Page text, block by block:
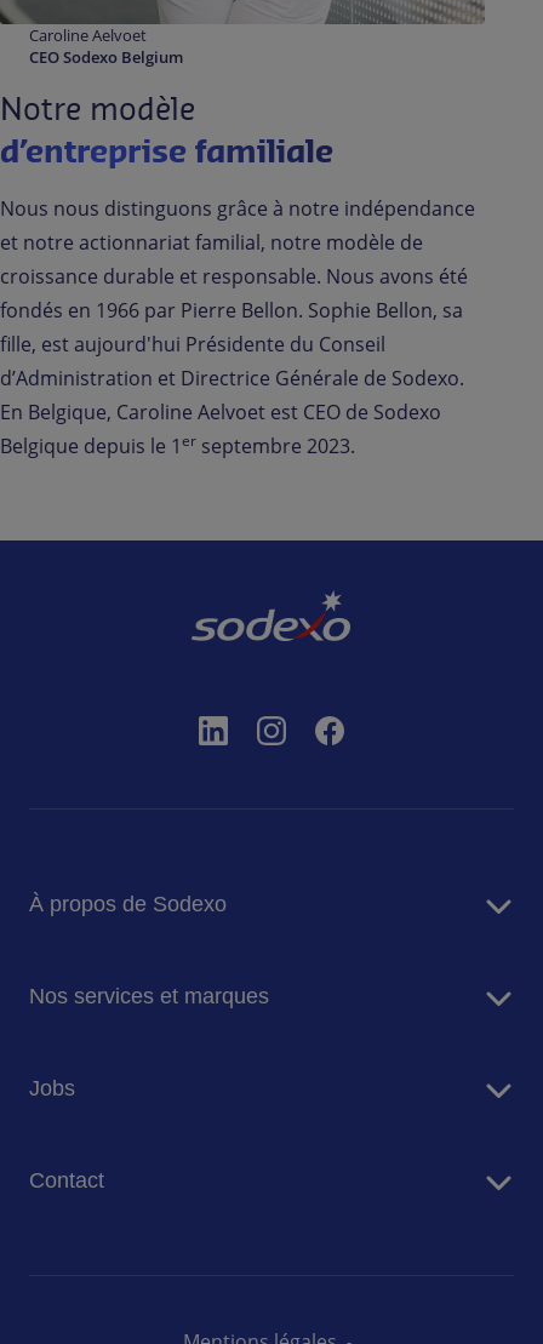
Caroline Aelvoet
CEO Sodexo Belgium
Notre modèle
d’entreprise familiale
Nous nous distinguons grâce à notre indépendance
et notre actionnariat familial, notre modèle de
croissance durable et responsable. Nous avons été
fondés en 1966 par Pierre Bellon. Sophie Bellon, sa
fille, est aujourd'hui Présidente du Conseil
d’Administration et Directrice Générale de Sodexo.
En Belgique, Caroline Aelvoet est CEO de Sodexo
Belgique depuis le 1er septembre 2023.
À propos de Sodexo
Notre mission et ambition
Nos services et marques
Nos marques
Jobs
Nos offres d'emploi
Contact